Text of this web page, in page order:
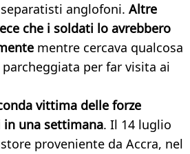
anglofoni. Altre
che i soldati lo avrebbero
mentre cercava qualcosa
per far visita ai
vittima delle forze
una settimana. Il 14 luglio
proveniente da Accra, nel